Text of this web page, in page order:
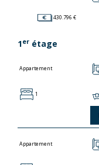
430.796 €
1er étage
Appartement
1
Appartement